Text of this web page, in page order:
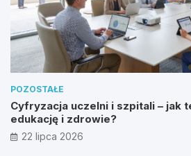
POZOSTAŁE
Cyfryzacja uczelni i szpitali – jak
edukację i zdrowie?
22 lipca 2026